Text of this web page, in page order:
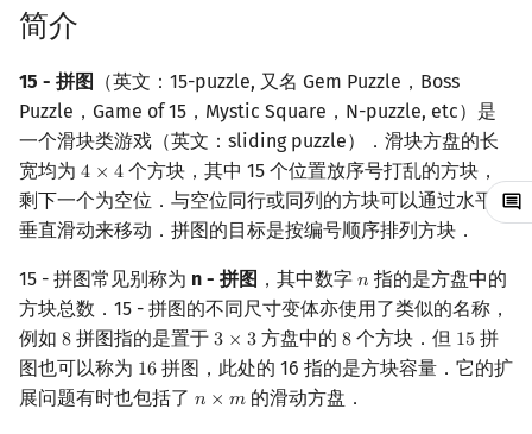
始
搜
关于本项目
如何参与
OI Wiki 不是什么
格式手册
数学符号表
F.A.Q.
镜像站列表
赛事
题型
学习路线
学习资源
技巧
常见错误
常见技巧
出题
代码编辑工具
VS Code
Atom
Eclipse
Notepad++
Kate
Dev-C++
评测工具 Cena
CCR Plus
Lemon
命令行
命令行编译与调试
编译器
WSL (Windows 10)
Special Judge
Generator
Validator
Interactor
Checker
C++ 基础
变量
运算
流程控制语句
高级数据类型
函数
文件操作
C++ 标准库 STL 算法
bitset
string
pair
C++ 进阶
值类别
重载运算符
引用
常量
新版 C++ 特性
Lambda 表达式
C++ 与其他常用语言的区别
Pascal 转 C++ 急救
Python 速成
Java 速成
复杂度
枚举
模拟
递归 & 分治
贪心
排序
冒泡排序
插入排序
计数排序
基数排序
快速排序
归并排序
前缀和 & 差分
DFS（搜索）
BFS（搜索）
双向搜索
启发式搜索
A*
迭代加深搜索
IDA*
动态规划基础
记忆化搜索
背包 DP
区间 DP
DAG 上的 DP
树形 DP
状压 DP
斜率优化
四边形不等式优化
Slope Trick 优化
WQS 二分
状态设计优化
字符串基础
标准库
字符串匹配
字符串哈希
字典树 (Trie)
前缀函数与 KMP 算法
Boyer–Moore 算法
布尔代数
数字系统 平衡三进制
格雷码
位操作
二进制集合操作
高精度计算
快速幂
置换和排列
素数
最大公约数
欧拉函数
筛法
分解质因数
裴蜀定理 & 一次不定方程
快速傅里叶变换
快速数论变换
快速沃尔什变换
Chirp Z 变换
多项式牛顿迭代
多项式多点求值|快速插值
容斥原理
斐波那契数列
错位排列
卡特兰数
斯特林数
贝尔数
内积和外积
矩阵
初等变换
行列式
线性空间
线性基
环论
域论
Schreier–Sims 算法
随机变量
随机变量的数字特征
概率不等式
零和游戏
非公平组合游戏
高斯消元
牛顿迭代法
栈
队列
链表
哈希表
并查集
堆
配对堆
左偏树
块状数据结构
块状链表
树分块
Sqrt Tree
李超线段树
猫树
区间最值操作 & 区间历史
值
Kinetic Tournament Tree
Splay 树
WBLT
替罪羊树
笛卡尔树
Size Balanced Tree
AVL 树
可持久化块状数组
可持久化平衡树
可持久化字典树
可持久化可并堆
线段树套平衡树
树状数组套权值线段树
分块套树状数组
Euler Tour Tree
Top Tree
图论相关概念
图的存储
DFS（图论）
BFS（图论）
树上问题
树的中心
树的重心
最近公共祖先
树链剖分
树上启发式合并
虚树
有向无环图
拓扑排序
k 短路
同余最短路
最小直径生成树
割点和桥
圆方树
点/边连通度
最小割
费用流
上下界网络流
Stoer–Wagner 算法
二分图最大权匹配
一般图最大匹配
一般图最大权匹配
稳定匹配
二维计算几何基础
三维计算几何基础
距离
Pick 定理
三角剖分
凸包
扫描线
CDQ 分治
整体二分
莫队算法
带修改莫队
树上莫队
回滚莫队
二维莫队
莫队二次离线
莫队配合 bitset
随机化技巧
爬山算法
模拟退火
定义
可解性证明
算法
群理论
习题
参考资料与拓展阅读
并查集应用
括号序列
线段树与离线询问
简介
15 - 拼图
（英文：15-puzzle, 又名 Gem Puzzle，Boss
Puzzle，Game of 15，Mystic Square，N-puzzle, etc）是
一个滑块类游戏（英文：sliding puzzle）．滑块方盘的长
宽均为 4 × 4
4 ×4
个方块，其中 15 个位置放序号打乱的方块，
剩下一个为空位．与空位同行或同列的方块可以通过水平或
垂直滑动来移动．拼图的目标是按编号顺序排列方块．
15 - 拼图常见别称为 n - 拼图 ，其中数字 𝑛
n 指的是方盘中的
方块总数．15 - 拼图的不同尺寸变体亦使用了类似的名称，
例如 8
8 拼图指的是置于 3 × 3
3 ×3 方盘中的 8
8个方块．但 15
15拼
图也可以称为 16
16 拼图，此处的 16 指的是方块容量．它的扩
展问题有时也包括了 𝑛 × 𝑚
n ×m 的滑动方盘．